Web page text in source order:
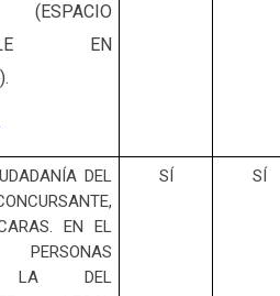
EN
DEL
EN EL
LA DEL
SÍ SÍ